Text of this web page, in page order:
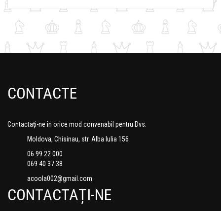
CONTACTE
Contactați-ne în orice mod convenabil pentru Dvs.
Moldova, Chisinau, str. Alba Iulia 156
06 99 22 000
069 40 37 38
acoola002@gmail.com
CONTACTAȚI-NE